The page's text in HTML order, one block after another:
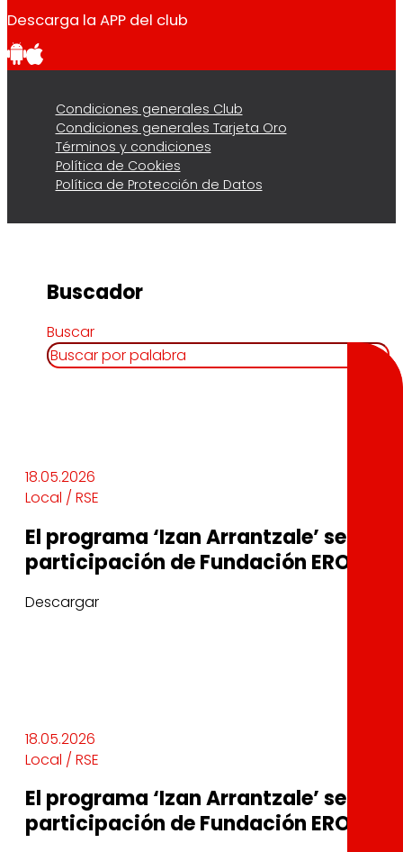
Descarga la APP del club
Condiciones generales Club
Condiciones generales Tarjeta Oro
Términos y condiciones
Política de Cookies
Política de Protección de Datos
Buscador
Buscar
18.05.2026
Local / RSE
El programa ‘Izan Arrantzale’ se
participación de Fundación EROSKI
Descargar
18.05.2026
Local / RSE
El programa ‘Izan Arrantzale’ se
participación de Fundación EROSKI